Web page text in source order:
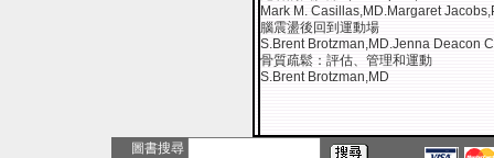
Mark M. Casillas,MD.Margaret
腦震盪後回到運動場
S.Brent Brotzman,MD.Jenna Deacon
骨質疏鬆：評估、管理和運動
S.Brent Brotzman,MD
圖書搜尋